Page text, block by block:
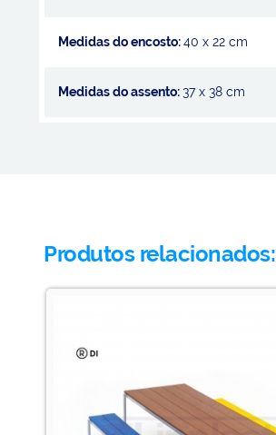
Medidas do encosto:40 x 22 cm
Medidas do assento:37 x 38 cm
Produtos relacionados: